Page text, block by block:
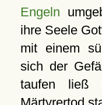
Engeln
ihre Seele
mit einem
sich der
taufen ließ